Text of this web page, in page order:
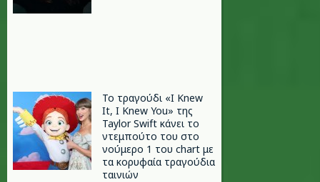
Το τραγούδι «I Knew
It, I Knew You» της
Taylor Swift κάνει το
ντεμπούτο του στο
νούμερο 1 του chart με
τα κορυφαία τραγούδια
ταινιών